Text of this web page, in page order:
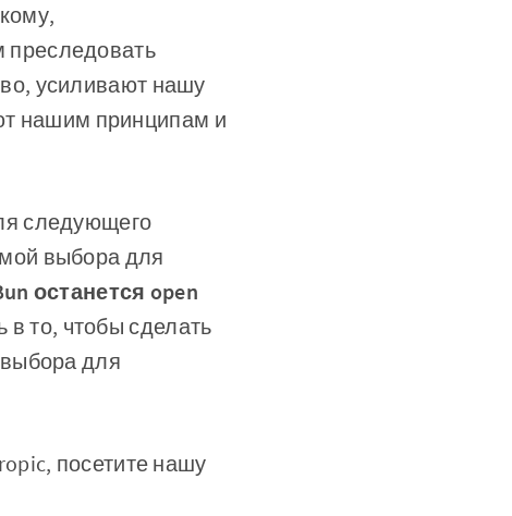
усиливают нашу
нашим принципам и
следующего
выбора для
останется open
то, чтобы сделать
для
посетите нашу